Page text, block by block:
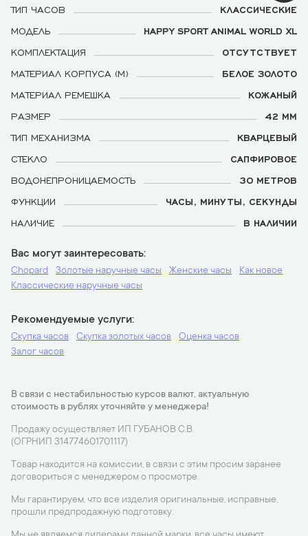
ТИП ЧАСОВ
КЛАССИЧЕСКИЕ
МОДЕЛЬ
HAPPY SPORT ANIMAL WORLD XL
КОМПЛЕКТАЦИЯ
ОТСУТСТВУЕТ
МАТЕРИАЛ КОРПУСА (М)
БЕЛОЕ ЗОЛОТО
МАТЕРИАЛ РЕМЕШКА
КОЖАНЫЙ
РАЗМЕР
42 ММ
ТИП МЕХАНИЗМА
КВАРЦЕВЫЙ
СТЕКЛО
САПФИРОВОЕ
ВОДОНЕПРОНИЦАЕМОСТЬ
30 МЕТРОВ
ФУНКЦИИ
ЧАСЫ, МИНУТЫ, СЕКУНДЫ
НАЛИЧИЕ
В НАЛИЧИИ
Вас могут заинтересовать
Chopard Золотые наручные часы Женские часы
Как новое
Классические наручные часы
Рекомендуемые услуги
Скупка часов Скупка золотых часов
Оценка часов
Залог часов
В связи с нестабильностью курсов валют, актуальную
стоимость в рублях уточняйте у менеджера!
Продажу осуществляет ИП ГУБАНОВ С.В.
(ОГРНИП 314774601701117)
Товар находится на комиссии, в связи с этим просим заранее
договориться с менеджером о просмотре.
Мы гарантируем, что все изделия оригинальные, исправные,
прошли предпродажную подготовку.